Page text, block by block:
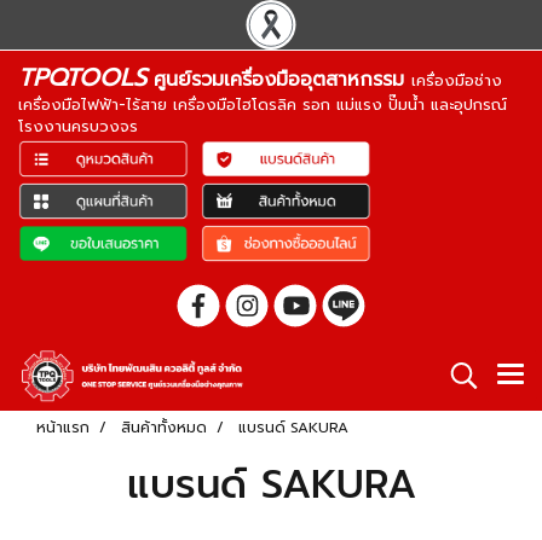
TPQTOOLSศูนย์รวมเครื่องมืออุตสาหกรรม เครื่องมือช่าง
เครื่องมือไฟฟ้า-ไร้สาย เครื่องมือไฮโดรลิค รอก แม่แรง ปั๊มน้ำ และอุปกรณ์
โรงงานครบวงจร
หน้าแรก สินค้าทั้งหมด แบรนด์ SAKURA
แบรนด์ SAKURA